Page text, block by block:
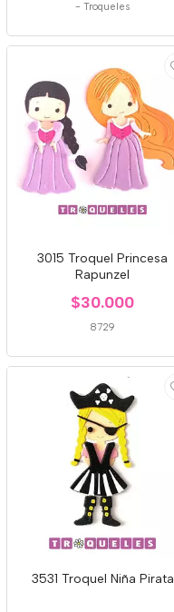
- Troqueles
3015 Troquel Princesa
Rapunzel
$30.000
8729
3531 Troquel Niña Pirata